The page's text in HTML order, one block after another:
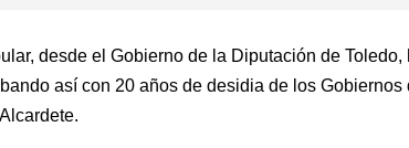
desde el Gobierno de la Diputación de
así con 20 años de desidia de los